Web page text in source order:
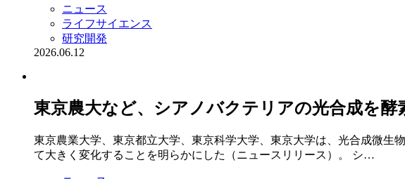
ニュース
ライフサイエンス
研究開発
2026.06.12
東京農大など、シアノバクテリアの光合成を
東京農業大学、東京都立大学、東京科学大学、東京大学は、光合成微生
て大きく変化することを明らかにした（ニュースリリース）。 シ…